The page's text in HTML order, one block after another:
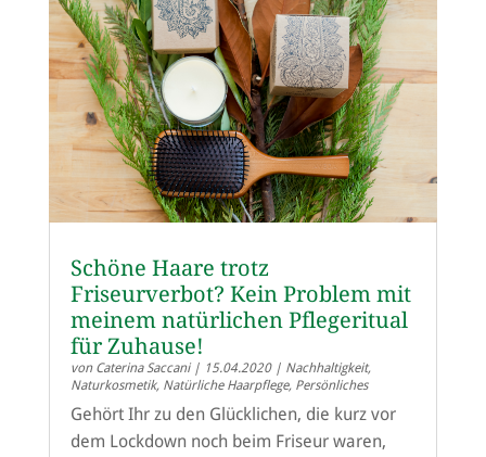
Schöne Haare trotz
Friseurverbot? Kein Problem mit
meinem natürlichen Pflegeritual
für Zuhause!
von Caterina Saccani| 15.04.2020| Nachhaltigkeit,
Naturkosmetik, Natürliche Haarpflege, Persönliches
Gehört Ihr zu den Glücklichen, die kurz vor
dem Lockdown noch beim Friseur waren,